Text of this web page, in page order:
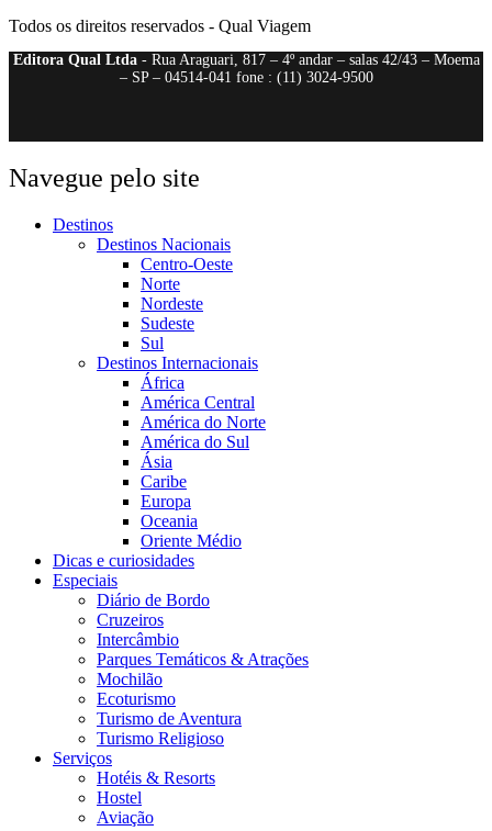
Todos os direitos reservados - Qual Viagem
Editora Qual Ltda- Rua Araguari, 817 – 4º andar – salas 42/43 – Moema
– SP – 04514-041 fone : (11) 3024-9500
Navegue pelo site
Destinos
Destinos Nacionais
Centro-Oeste
Norte
Nordeste
Sudeste
Sul
Destinos Internacionais
África
América Central
América do Norte
América do Sul
Ásia
Caribe
Europa
Oceania
Oriente Médio
Dicas e curiosidades
Especiais
Diário de Bordo
Cruzeiros
Intercâmbio
Parques Temáticos & Atrações
Mochilão
Ecoturismo
Turismo de Aventura
Turismo Religioso
Serviços
Hotéis & Resorts
Hostel
Aviação